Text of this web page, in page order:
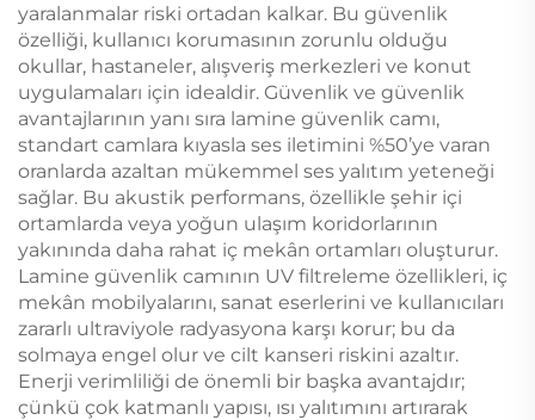
yaralanmalar riski ortadan kalkar. Bu güvenlik
özelliği, kullanıcı korumasının zorunlu olduğu
okullar, hastaneler, alışveriş merkezleri ve konut
uygulamaları için idealdir. Güvenlik ve güvenlik
avantajlarının yanı sıra lamine güvenlik camı,
standart camlara kıyasla ses iletimini %50’ye varan
oranlarda azaltan mükemmel ses yalıtım yeteneği
sağlar. Bu akustik performans, özellikle şehir içi
ortamlarda veya yoğun ulaşım koridorlarının
yakınında daha rahat iç mekân ortamları oluşturur.
Lamine güvenlik camının UV filtreleme özellikleri, iç
mekân mobilyalarını, sanat eserlerini ve kullanıcıları
zararlı ultraviyole radyasyona karşı korur; bu da
solmaya engel olur ve cilt kanseri riskini azaltır.
Enerji verimliliği de önemli bir başka avantajdır;
çünkü çok katmanlı yapısı, ısı yalıtımını artırarak